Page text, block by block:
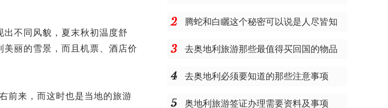
不同风貌，夏末秋初温度舒
丽的雪景，而且机票、酒店价
来，而这时也是当地的旅游
的?
腾蛇和白矖这个秘密可以说是人尽皆知
去奥地利旅游那些最值得买回国的物品
去奥地利必须要知道的那些注意事项
奥地利旅游签证办理需要资料及事项